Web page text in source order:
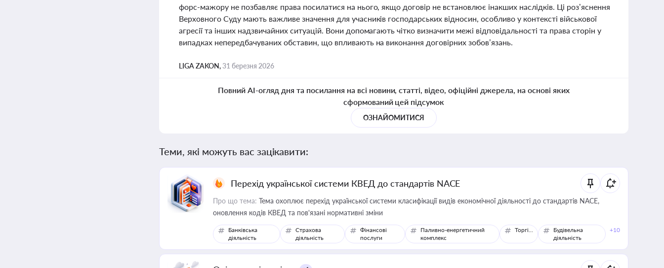
форс-мажору не позбавляє права посилатися на нього, якщо договір не встановлює інакших наслідків. Ці роз’яснення
Верховного Суду мають важливе значення для учасників господарських відносин, особливо у контексті військової
агресії та інших надзвичайних ситуацій. Вони допомагають чітко визначити межі відповідальності та права сторін у
випадках непередбачуваних обставин, що впливають на виконання договірних зобов’язань.
LIGA ZAKON,31 березня 2026
Повний AI-огляд дня та посилання на всі новини, статті, відео, офіційні джерела, на основі яких
сформований цей підсумок
ОЗНАЙОМИТИСЯ
Теми, які можуть вас зацікавити:
Перехід української системи КВЕД до стандартів NACE
Про що тема: Тема охоплює перехід української системи класифікації видів економічної діяльності до стандартів NACE,
оновлення кодів КВЕД та пов'язані нормативні зміни
Банківська
діяльність
Страхова
діяльність
Фінансові
послуги
Паливно-енергетичний
комплекс
Торгівля
Будівельна
діяльність
+10